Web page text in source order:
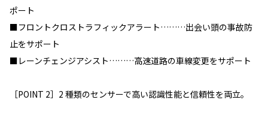
ポート
■フロントクロストラフィックアラート………出会い頭の事故防
止をサポート
■レーンチェンジアシスト………高速道路の車線変更をサポート
［POINT 2］2 種類のセンサーで高い認識性能と信頼性を両立。